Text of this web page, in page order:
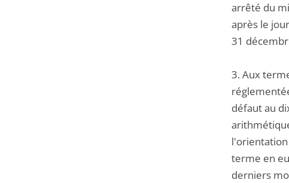
arrêté du
après le
31
3. Aux
défaut au
terme en
derniers